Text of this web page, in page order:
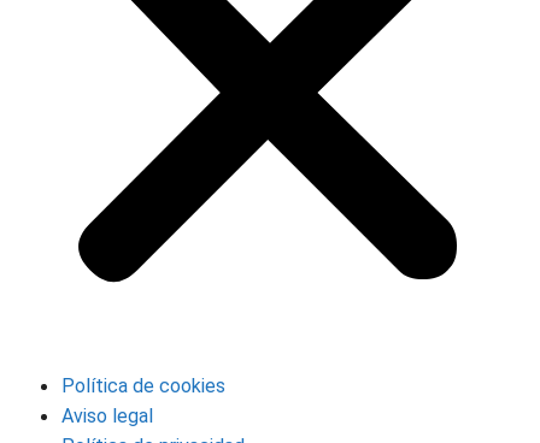
Política de cookies
Aviso legal